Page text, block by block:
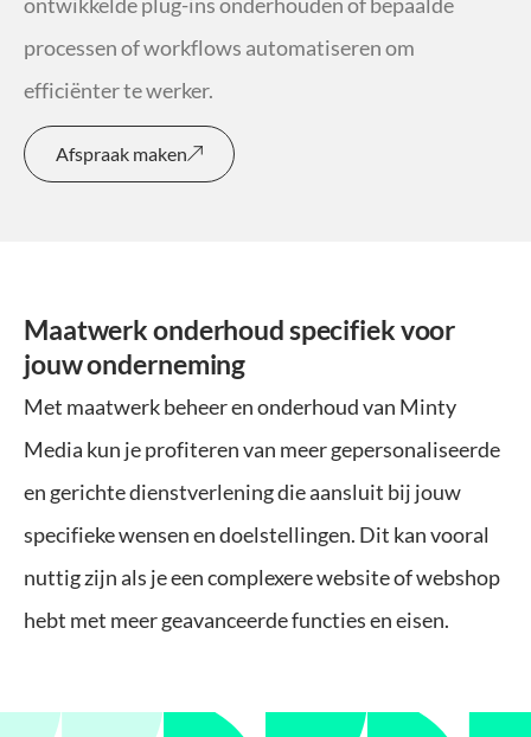
processen of workflows automatiseren om
efficiënter te werker.
Afspraak maken
Maatwerk onderhoud specifiek voor
jouw onderneming
Met maatwerk beheer en onderhoud van Minty
Media kun je profiteren van meer gepersonaliseerde
en gerichte dienstverlening die aansluit bij jouw
specifieke wensen en doelstellingen. Dit kan vooral
nuttig zijn als je een complexere website of webshop
hebt met meer geavanceerde functies en eisen.